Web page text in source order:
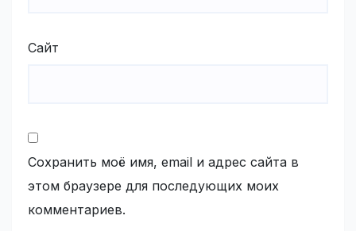
Сайт
Сохранить моё имя, email и адрес сайта в
этом браузере для последующих моих
комментариев.